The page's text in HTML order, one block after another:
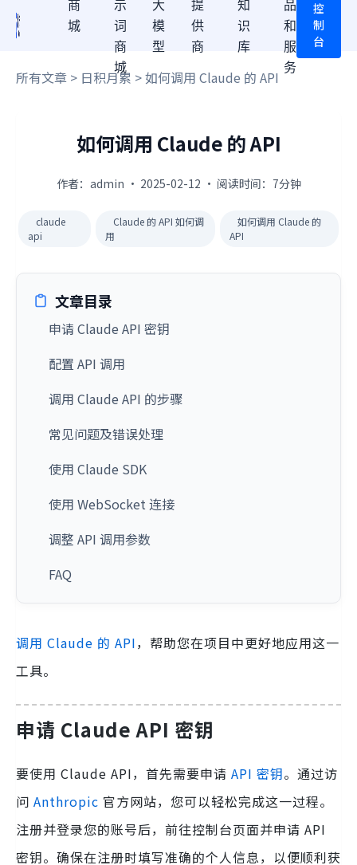
商
城
示
词
商
城
大
模
型
提
供
商
知
识
库
品
和
服
务
控
制
台
所有文章 > 日积月累 > 如何调用 Claude 的 API
如何调用 Claude 的 API
作者：admin · 2025-02-12 · 阅读时间：7分钟
claude
api
Claude 的 API 如何调
用
如何调用 Claude 的
API
文章目录
申请 Claude API 密钥
配置 API 调用
调用 Claude API 的步骤
常见问题及错误处理
使用 Claude SDK
使用 WebSocket 连接
调整 API 调用参数
FAQ
调用 Claude 的 API，帮助您在项目中更好地应用这一
工具。
申请 Claude API 密钥
要使用 Claude API，首先需要申请 API 密钥。通过访
问 Anthropic 官方网站，您可以轻松完成这一过程。
注册并登录您的账号后，前往控制台页面并申请 API
密钥。确保在注册时填写准确的个人信息，以便顺利获